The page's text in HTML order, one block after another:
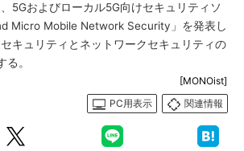
5Gおよびローカル5G向けセキュリティソ
Micro Mobile Network Security」を発表し
キュリティとネットワークセキュリティの
。
[MONOist]
PC用表示
関連情報